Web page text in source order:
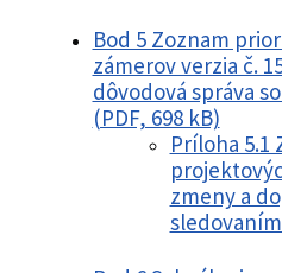
Bod 5 Zoznam
zámerov verzia č.
dôvodová správa
(PDF, 698 kB)
Príloha
zmeny a